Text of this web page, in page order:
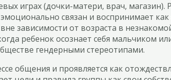
играх (дочки-матери, врач,
связан и воспринимает
зависимости от возраста в
ребенок осознает себя
гендерными стереотипами.
общения и проявляется как